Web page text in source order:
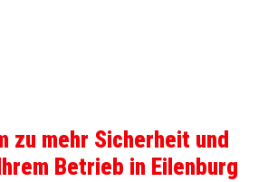
zu mehr Sicherheit und
Betrieb in Eilenburg